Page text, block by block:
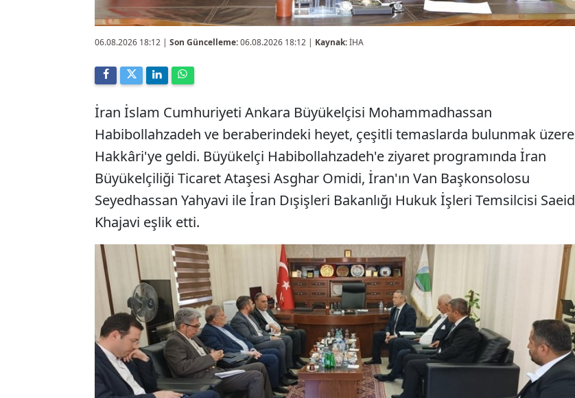
06.08.2026 18:12 | Son Güncelleme:06.08.2026 18:12 | Kaynak:İHA
İran İslam Cumhuriyeti Ankara Büyükelçisi Mohammadhassan
Habibollahzadeh ve beraberindeki heyet, çeşitli temaslarda bulunmak üzere
Hakkâri'ye geldi. Büyükelçi Habibollahzadeh'e ziyaret programında İran
Büyükelçiliği Ticaret Ataşesi Asghar Omidi, İran'ın Van Başkonsolosu
Seyedhassan Yahyavi ile İran Dışişleri Bakanlığı Hukuk İşleri Temsilcisi Saeid
Khajavi eşlik etti.